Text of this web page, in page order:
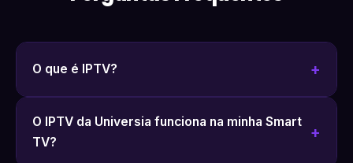
O que é IPTV?
O IPTV da Universia funciona na minha Smart
TV?